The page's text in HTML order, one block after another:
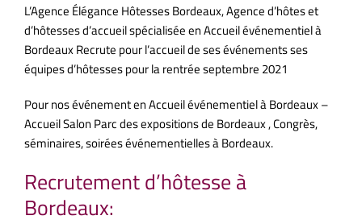
L’Agence Élégance Hôtesses Bordeaux, Agence d’hôtes et
d’hôtesses d’accueil spécialisée en Accueil événementiel à
Bordeaux Recrute pour l’accueil de ses événements ses
équipes d’hôtesses pour la rentrée septembre 2021
Pour nos événement en Accueil événementiel à Bordeaux –
Accueil Salon Parc des expositions de Bordeaux , Congrès,
séminaires, soirées événementielles à Bordeaux.
Recrutement d’hôtesse à
Bordeaux: